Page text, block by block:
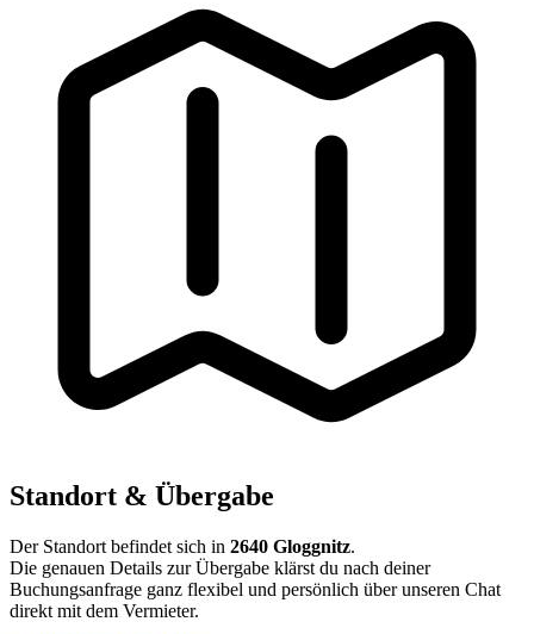
Standort & Übergabe
Der Standort befindet sich in 2640 Gloggnitz.
Die genauen Details zur Übergabe klärst du nach deiner
Buchungsanfrage ganz flexibel und persönlich über unseren Chat
direkt mit dem Vermieter.